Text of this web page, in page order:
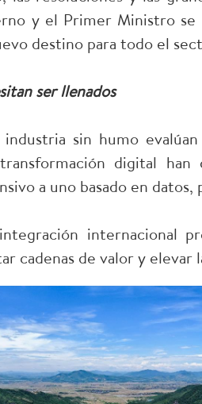
y el Primer Ministro
destino para todo el
ser llenados
sin humo
digital
a uno basado en
internacional
cadenas de valor y